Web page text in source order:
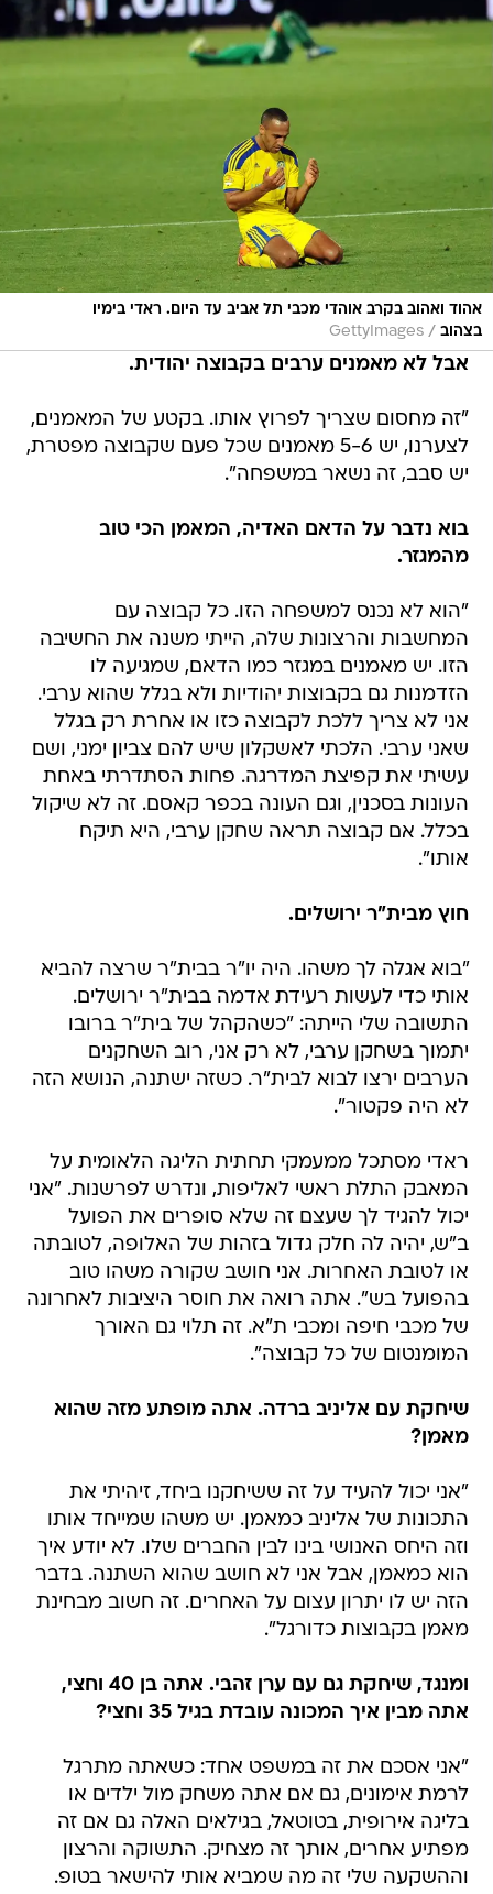
אהוד ואהוב בקרב אוהדי מכבי תל אביב עד היום. ראדי בימיו
בצהוב /
GettyImages
אבל לא מאמנים ערבים בקבוצה יהודית.
"זה מחסום שצריך לפרוץ אותו. בקטע של המאמנים,
לצערנו, יש 5-6 מאמנים שכל פעם שקבוצה מפטרת,
יש סבב, זה נשאר במשפחה".
בוא נדבר על הדאם האדיה, המאמן הכי טוב
מהמגזר.
"הוא לא נכנס למשפחה הזו. כל קבוצה עם
המחשבות והרצונות שלה, הייתי משנה את החשיבה
הזו. יש מאמנים במגזר כמו הדאם, שמגיעה לו
הזדמנות גם בקבוצות יהודיות ולא בגלל שהוא ערבי.
אני לא צריך ללכת לקבוצה כזו או אחרת רק בגלל
שאני ערבי. הלכתי לאשקלון שיש להם צביון ימני, ושם
עשיתי את קפיצת המדרגה. פחות הסתדרתי באחת
העונות בסכנין, וגם העונה בכפר קאסם. זה לא שיקול
בכלל. אם קבוצה תראה שחקן ערבי, היא תיקח
אותו".
חוץ מבית"ר ירושלים.
"בוא אגלה לך משהו. היה יו"ר בבית"ר שרצה להביא
אותי כדי לעשות רעידת אדמה בבית"ר ירושלים.
התשובה שלי הייתה: "כשהקהל של בית"ר ברובו
יתמוך בשחקן ערבי, לא רק אני, רוב השחקנים
הערבים ירצו לבוא לבית"ר. כשזה ישתנה, הנושא הזה
לא היה פקטור".
ראדי מסתכל ממעמקי תחתית הליגה הלאומית על
המאבק התלת ראשי לאליפות, ונדרש לפרשנות. "אני
יכול להגיד לך שעצם זה שלא סופרים את הפועל
ב"ש, יהיה לה חלק גדול בזהות של האלופה, לטובתה
או לטובת האחרות. אני חושב שקורה משהו טוב
בהפועל בש". אתה רואה את חוסר היציבות לאחרונה
של מכבי חיפה ומכבי ת"א. זה תלוי גם האורך
המומנטום של כל קבוצה".
שיחקת עם אליניב ברדה. אתה מופתע מזה שהוא
מאמן?
"אני יכול להעיד על זה ששיחקנו ביחד, זיהיתי את
התכונות של אליניב כמאמן. יש משהו שמייחד אותו
וזה היחס האנושי בינו לבין החברים שלו. לא יודע איך
הוא כמאמן, אבל אני לא חושב שהוא השתנה. בדבר
הזה יש לו יתרון עצום על האחרים. זה חשוב מבחינת
מאמן בקבוצות כדורגל".
ומנגד, שיחקת גם עם ערן זהבי. אתה בן 40 וחצי,
אתה מבין איך המכונה עובדת בגיל 35 וחצי?
"אני אסכם את זה במשפט אחד: כשאתה מתרגל
לרמת אימונים, גם אם אתה משחק מול ילדים או
בליגה אירופית, בטוטאל, בגילאים האלה גם אם זה
מפתיע אחרים, אותך זה מצחיק. התשוקה והרצון
וההשקעה שלי זה מה שמביא אותי להישאר בטופ.